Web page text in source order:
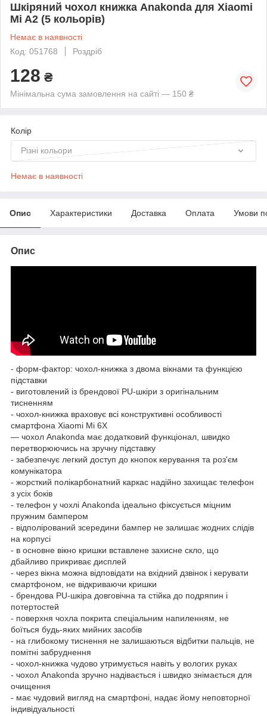
Шкіряний чохол книжка Anakonda для Xiaomi
Mi A2 (5 кольорів)
Немає в наявності
Код: 051768
Роздріб
128 ₴
Мінімальна сума замовлення на сайті — 150 ₴
Колір
Різні кольори
Немає в наявності
Опис Характеристики Доставка Оплата Умови
Опис
- форм-фактор: чохол-книжка з двома вікнами та функцією
підставки
- виготовлений із брендової PU-шкіри з оригінальним
тисненням
- чохол-книжка враховує всі конструктивні особливості
смартфона Xiaomi Mi 6X
— чохол Anakonda має додатковий функціонал, швидко
перетворюючись на зручну підставку
- забезпечує легкий доступ до кнопок керування та роз'єм
комунікатора
- жорсткий полікарбонатний каркас надійно захищає телефон
з усіх боків
- телефон у чохлі Anakonda ідеально фіксується міцним
пружним бампером
- відполірований зсередини бампер не залишає жодних слідів
на корпусі
- в основне вікно кришки вставлене захисне скло, що
дбайливо прикриває дисплей
- через вікна можна відповідати на вхідний дзвінок і керувати
смартфоном, не відкриваючи кришки
- брендова PU-шкіра довговічна та стійка до подряпин і
потертостей
- поверхня чохла покрита спеціальним напиленням, не
боїться будь-яких мийних засобів
- на глибокому тиснення не залишаються відбитки пальців, не
помітні забруднення
- чохол-книжка чудово утримується навіть у вологих руках
- чохол Anakonda зручно надівається і швидко знімається для
очищення
- має чудовий вигляд на смартфоні, надає йому неповторної
індивідуальності